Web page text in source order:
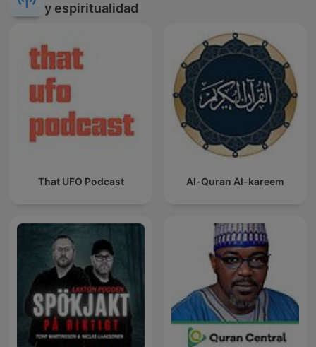
y espiritualidad
That UFO Podcast Al-Quran Al-kareem